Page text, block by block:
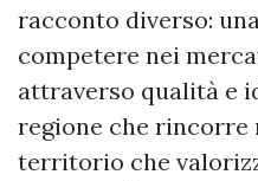
racconto diverso:
competere nei
attraverso qualità e
regione che rincorre
territorio che